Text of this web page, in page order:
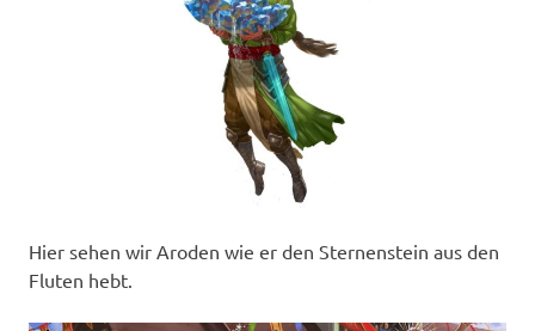
Hier sehen wir Aroden wie er den Sternenstein aus den
Fluten hebt.